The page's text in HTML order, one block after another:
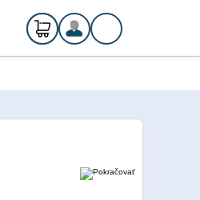
0ks
€ 0,00
Registrácia
Prihlásenie